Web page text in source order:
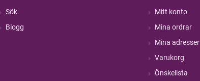
Sök
Blogg
Mitt konto
Mina ordrar
Mina adresser
Varukorg
Önskelista